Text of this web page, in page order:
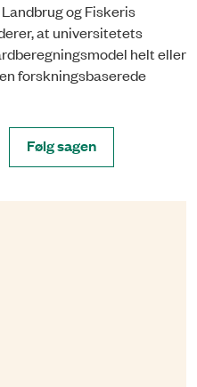
og Fiskeris
at universitetets
helt eller
forskningsbaserede
Følg sagen